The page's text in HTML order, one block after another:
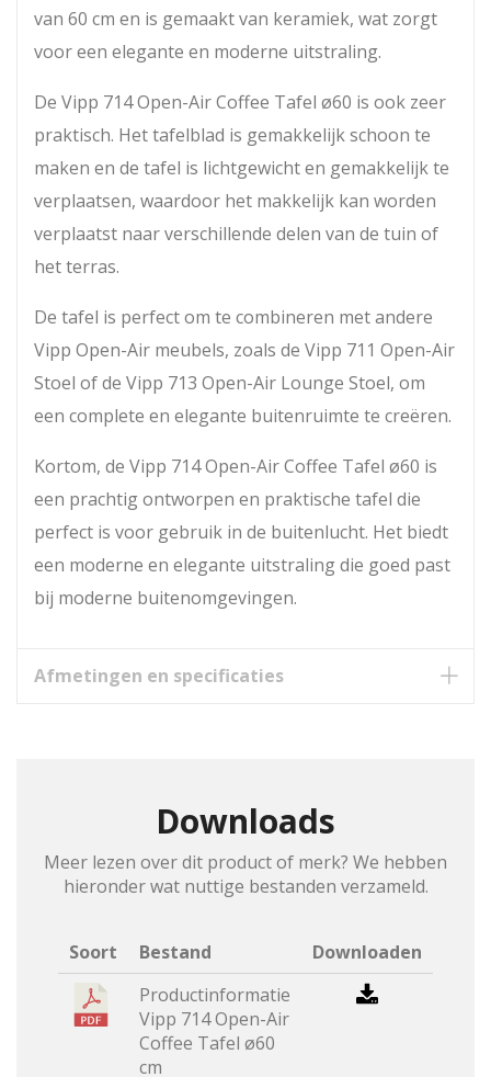
van 60 cm en is gemaakt van keramiek, wat zorgt
voor een elegante en moderne uitstraling.
De Vipp 714 Open-Air Coffee Tafel ø60 is ook zeer
praktisch. Het tafelblad is gemakkelijk schoon te
maken en de tafel is lichtgewicht en gemakkelijk te
verplaatsen, waardoor het makkelijk kan worden
verplaatst naar verschillende delen van de tuin of
het terras.
De tafel is perfect om te combineren met andere
Vipp Open-Air meubels, zoals de Vipp 711 Open-Air
Stoel of de Vipp 713 Open-Air Lounge Stoel, om
een complete en elegante buitenruimte te creëren.
Kortom, de Vipp 714 Open-Air Coffee Tafel ø60 is
een prachtig ontworpen en praktische tafel die
perfect is voor gebruik in de buitenlucht. Het biedt
een moderne en elegante uitstraling die goed past
bij moderne buitenomgevingen.
Afmetingen en specificaties
Downloads
Meer lezen over dit product of merk? We hebben
hieronder wat nuttige bestanden verzameld.
Soort Bestand
Downloaden
Productinformatie
Vipp 714 Open-Air
Coffee Tafel ø60
cm